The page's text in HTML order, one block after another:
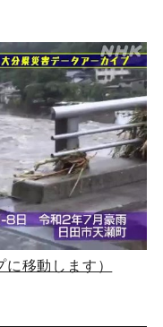
移動します）